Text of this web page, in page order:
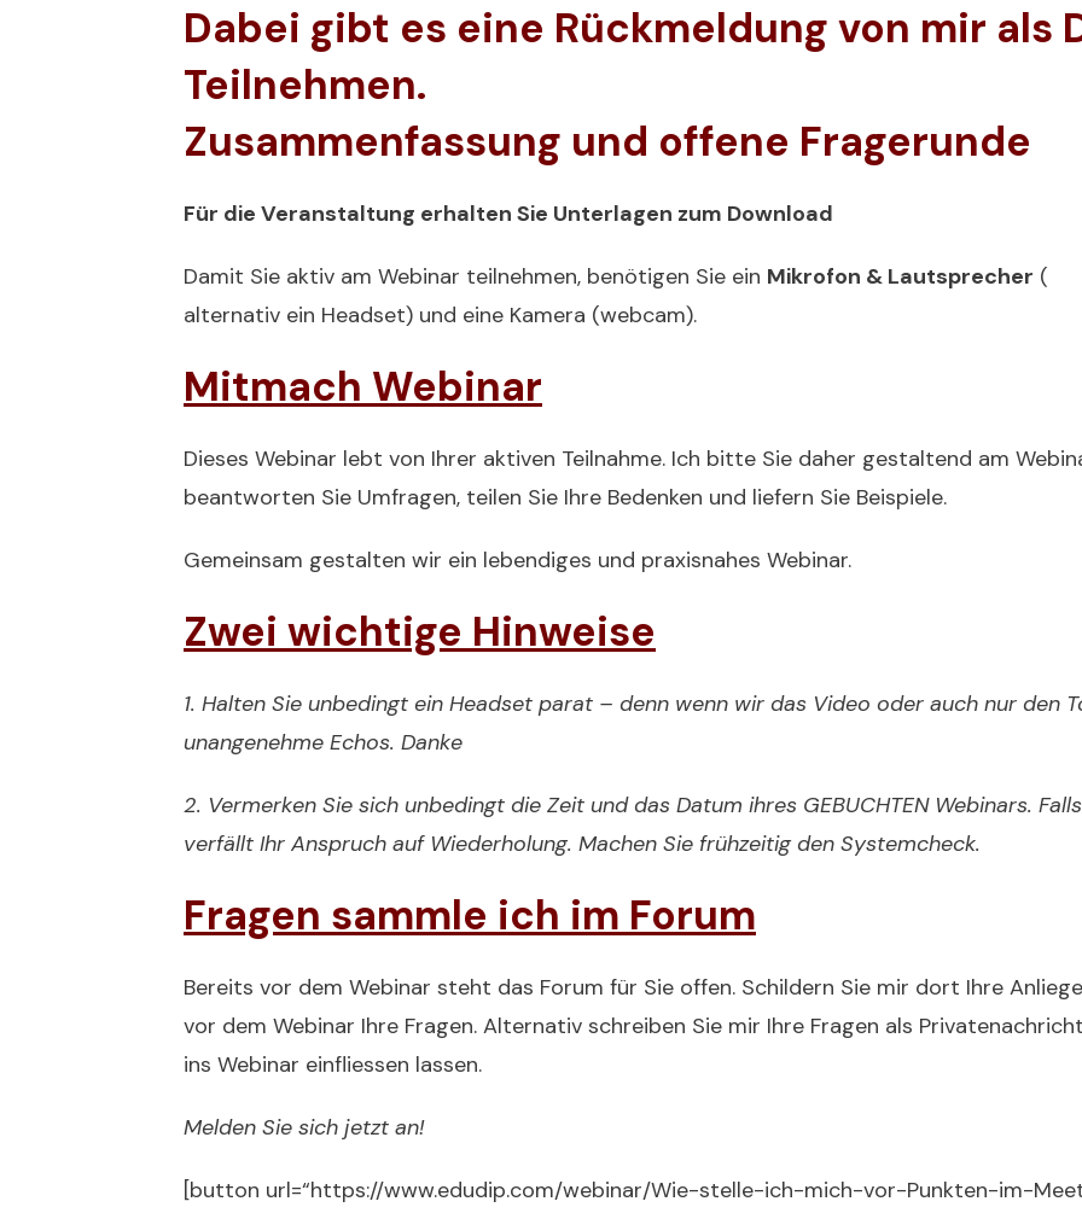
Dabei gibt es eine Rückmeldung von mir als
Teilnehmen.
Zusammenfassung und offene Fragerunde
Für die Veranstaltung erhalten Sie Unterlagen zum Download
Damit Sie aktiv am Webinar teilnehmen, benötigen Sie ein Mikrofon & Lautsprecher (
alternativ ein Headset) und eine Kamera (webcam).
Mitmach Webinar
Dieses Webinar lebt von Ihrer aktiven Teilnahme. Ich bitte Sie daher gestaltend am
beantworten Sie Umfragen, teilen Sie Ihre Bedenken und liefern Sie Beispiele.
Gemeinsam gestalten wir ein lebendiges und praxisnahes Webinar.
Zwei wichtige Hinweise
1. Halten Sie unbedingt ein Headset parat – denn wenn wir das Video oder auch nur den
unangenehme Echos. Danke
2. Vermerken Sie sich unbedingt die Zeit und das Datum ihres GEBUCHTEN Webinars.
verfällt Ihr Anspruch auf Wiederholung. Machen Sie frühzeitig den Systemcheck.
Fragen sammle ich im Forum
Bereits vor dem Webinar steht das Forum für Sie offen. Schildern Sie mir dort Ihre
vor dem Webinar Ihre Fragen. Alternativ schreiben Sie mir Ihre Fragen als
ins Webinar einfliessen lassen.
Melden Sie sich jetzt an!
[button url=“https://www.edudip.com/webinar/Wie-stelle-ich-mich-vor-Punkten-im-